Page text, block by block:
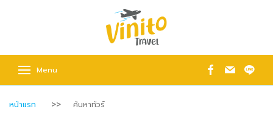
Menu
หน้าแรก ค้นหาทัวร์